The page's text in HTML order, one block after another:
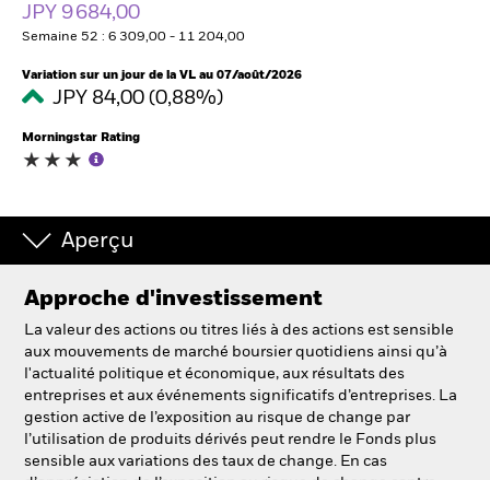
JPY 9 684,00
Semaine 52 : 6 309,00 - 11 204,00
Variation sur un jour de la VL au 07/août/2026
JPY 84,00 (0,88%)
Morningstar Rating
Aperçu
Approche d'investissement
La valeur des actions ou titres liés à des actions est sensible
aux mouvements de marché boursier quotidiens ainsi qu’à
l'actualité politique et économique, aux résultats des
entreprises et aux événements significatifs d’entreprises. La
gestion active de l’exposition au risque de change par
l’utilisation de produits dérivés peut rendre le Fonds plus
sensible aux variations des taux de change. En cas